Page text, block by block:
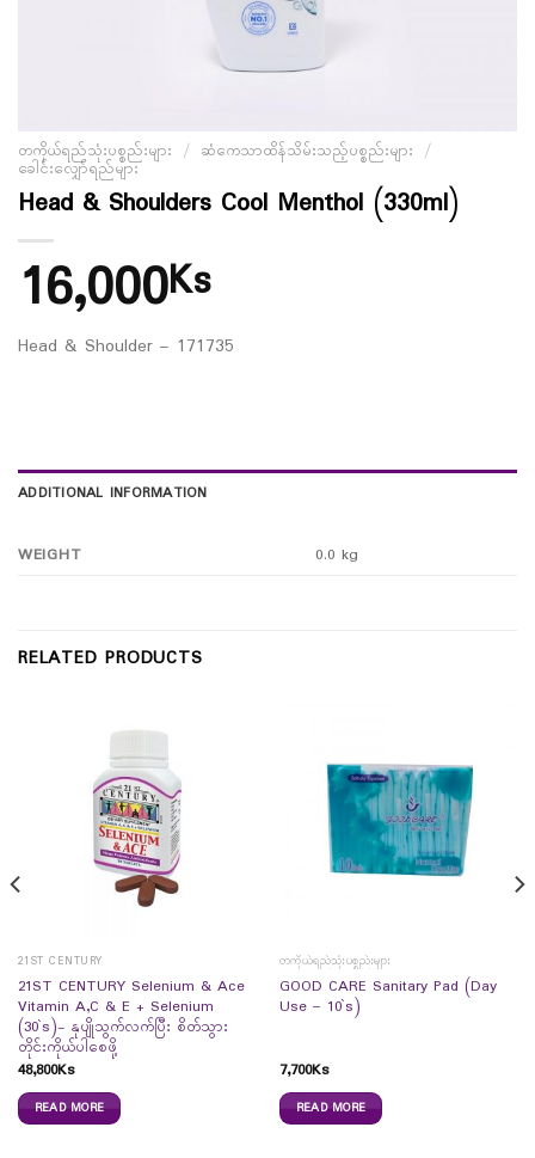
တကိုယ်ရည်သုံးပစ္စည်းများ / ဆံကေသာထိန်သိမ်းသည့်ပစ္စည်းများ /
ခေါင်းလျှော်ရည်များ
Head & Shoulders Cool Menthol (330ml)
16,000Ks
Head & Shoulder – 171735
ADDITIONAL INFORMATION
WEIGHT 0.0 kg
RELATED PRODUCTS
21ST CENTURY
21ST CENTURY Selenium & Ace
Vitamin A,C & E + Selenium
(30`s)- နုပျိုသွက်လက်ပြီး စိတ်သွား
တိုင်းကိုယ်ပါစေဖို့
48,800Ks
READ MORE
တကိုယ်ရည်သုံးပစ္စည်းများ
GOOD CARE Sanitary Pad (Day
Use – 10`s)
7,700Ks
READ MORE